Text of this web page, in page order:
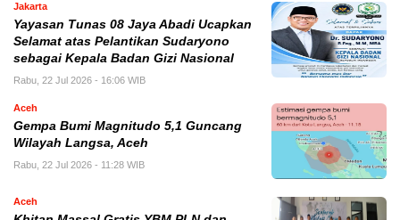
Jakarta
Yayasan Tunas 08 Jaya Abadi Ucapkan
Selamat atas Pelantikan Sudaryono
sebagai Kepala Badan Gizi Nasional
Rabu, 22 Jul 2026 - 16:06 WIB
Aceh
Gempa Bumi Magnitudo 5,1 Guncang
Wilayah Langsa, Aceh
Rabu, 22 Jul 2026 - 11:28 WIB
Aceh